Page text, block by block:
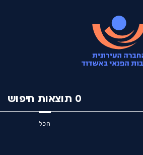
0 תוצאות חיפוש
הכל